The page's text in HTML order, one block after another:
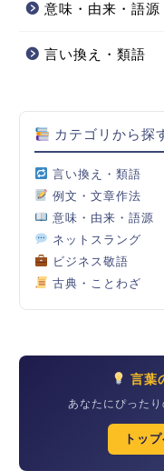
意味・由来・語源
言い換え・類語
カテゴリから探
言い換え・類語
例文・文章作法
意味・由来・語源
ネットスラング
ビジネス敬語
古典・ことわざ
言葉
あなたにぴった
トッ